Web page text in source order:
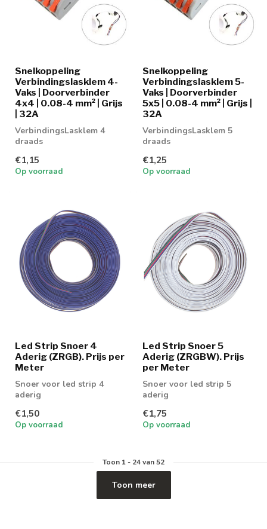
Snelkoppeling
Verbindingslasklem 4-
Vaks | Doorverbinder
4x4 | 0.08-4 mm² | Grijs
| 32A
VerbindingsLasklem 4
draads
€1,15
Op voorraad
Snelkoppeling
Verbindingslasklem 5-
Vaks | Doorverbinder
5x5 | 0.08-4 mm² | Grijs |
32A
VerbindingsLasklem 5
draads
€1,25
Op voorraad
Led Strip Snoer 4
Aderig (ZRGB). Prijs per
Meter
Snoer voor led strip 4
aderig
€1,50
Op voorraad
Led Strip Snoer 5
Aderig (ZRGBW). Prijs
per Meter
Snoer voor led strip 5
aderig
€1,75
Op voorraad
Toon 1- 24van 52
Toon meer